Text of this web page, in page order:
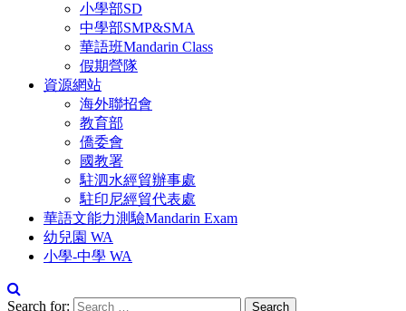
小學部SD
中學部SMP&SMA
華語班Mandarin Class
假期營隊
資源網站
海外聯招會
教育部
僑委會
國教署
駐泗水經貿辦事處
駐印尼經貿代表處
華語文能力測驗Mandarin Exam
幼兒園 WA
小學-中學 WA
Search for: